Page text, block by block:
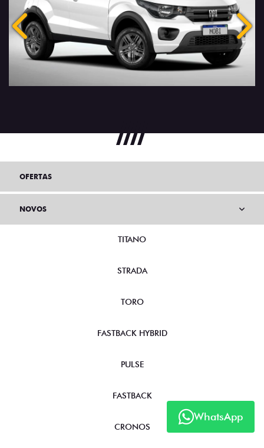
Anterior
WhatsApp
OFERTAS
NOVOS
TITANO
STRADA
TORO
FASTBACK HYBRID
PULSE
FASTBACK
CRONOS